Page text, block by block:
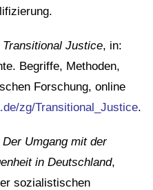
Transitional Justice, in:
Begriffe, Methoden,
Forschung, online
zg/Transitional_Justice.
Der Umgang mit der
in Deutschland,
sozialistischen